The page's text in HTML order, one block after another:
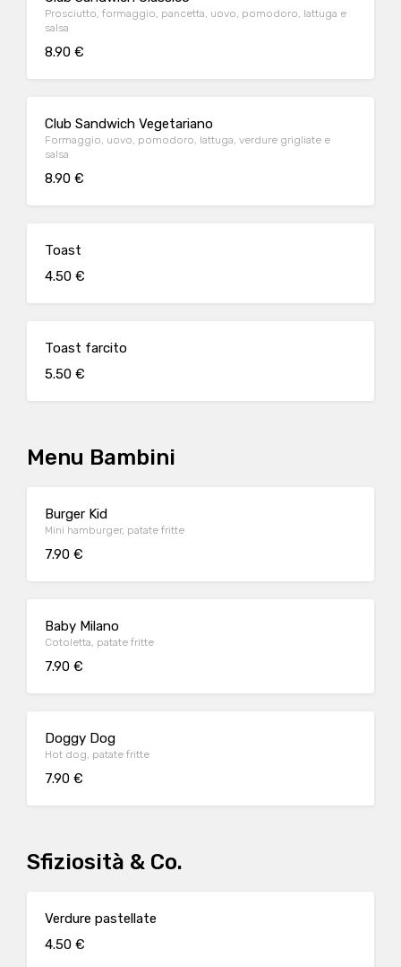
Prosciutto, formaggio, pancetta, uovo, pomodoro, lattuga e
salsa
8.90 €
Club Sandwich Vegetariano
Formaggio, uovo, pomodoro, lattuga, verdure grigliate e
salsa
8.90 €
Toast
4.50 €
Toast farcito
5.50 €
Menu Bambini
Burger Kid
Mini hamburger, patate fritte
7.90 €
Baby Milano
Cotoletta, patate fritte
7.90 €
Doggy Dog
Hot dog, patate fritte
7.90 €
Sfiziosità & Co.
Verdure pastellate
4.50 €